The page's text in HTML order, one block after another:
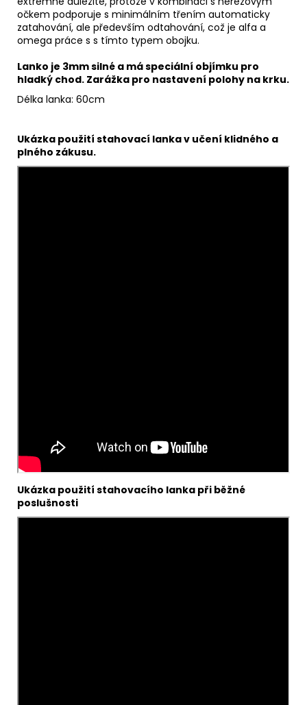
očkem podporuje s minimálním třením automaticky
zatahování, ale především odtahování, což je alfa a
omega práce s s tímto typem obojku.
Lanko je 3mm silné a má speciální objímku pro
hladký chod. Zarážka pro nastavení polohy na krku.
Délka lanka: 60cm
Ukázka použití stahovací lanka v učení klidného a
plného zákusu.
Ukázka použití stahovacího lanka při běžné
poslušnosti